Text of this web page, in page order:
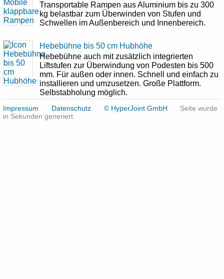
Transportable Rampen aus Aluminium bis zu 300
kg belastbar zum Überwinden von Stufen und
Schwellen im Außenbereich und Innenbereich.
Hebebühne bis 50 cm Hubhöhe
Hebebühne auch mit zusätzlich integrierten
Liftstufen zur Überwindung von Podesten bis 500
mm. Für außen oder innen. Schnell und einfach zu
installieren und umzusetzen. Große Plattform.
Selbstabholung möglich.
Impressum Datenschutz © HyperJoint GmbH
Seite wurde
in Sekunden generiert.